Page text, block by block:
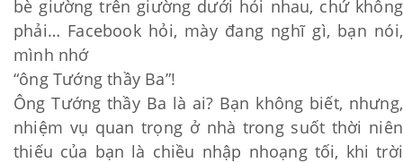
bè giường trên giường dưới hỏi nhau, chứ không
phải… Facebook hỏi, mày đang nghĩ gì, bạn nói,
mình nhớ
“ông Tướng thầy Ba”!
Ông Tướng thầy Ba là ai? Bạn không biết, nhưng,
nhiệm vụ quan trọng ở nhà trong suốt thời niên
thiếu của bạn là chiều nhập nhoạng tối, khi trời